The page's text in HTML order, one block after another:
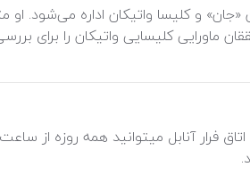
«جان» و کلیسا واتیکان اداره
ماورایی کلیسایی واتیکان را برای